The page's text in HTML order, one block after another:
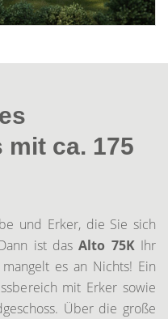
mit ca. 175
und Erker, die Sie sich
ist dasAlto 75KIhr
es an Nichts! Ein
mit Erker sowie
Über die große